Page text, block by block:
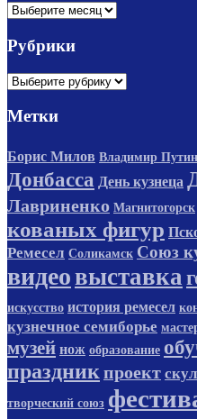
Архивы
Рубрики
Рубрики
Метки
Борис Милов Владимир Путин
Донбасса День кузнеца
Лавриненко Магнитогорск
кованых фигур
Ремесел Соликамск Союз
видеовыставка
искусство история ремесел
кузнечное семиборье
музей нож образование
праздник проект
творческий союз